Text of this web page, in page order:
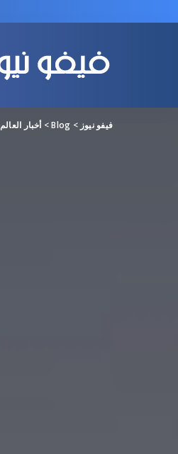
فيفو نيوز >
Blog
> أخبار العالم